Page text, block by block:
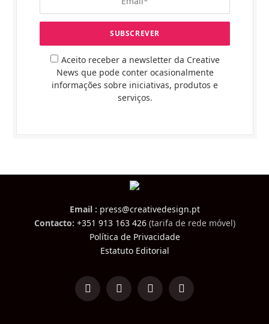
Aceito receber a newsletter da Creative
News que pode conter ocasionalmente
informações sobre iniciativas, produtos e
serviços.
Email : press@creativedesign.pt
Contacto: +351 913 163 426(tarifa de rede móvel)
Política de Privacidade
Estatuto Editorial
LinkedInFacebookInstagramTikTok